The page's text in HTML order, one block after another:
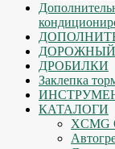
ДРОБИЛКИ
Заклепка
КАТАЛОГИ
XCMG